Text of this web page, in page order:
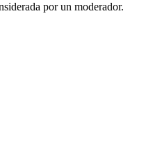
por un moderador.